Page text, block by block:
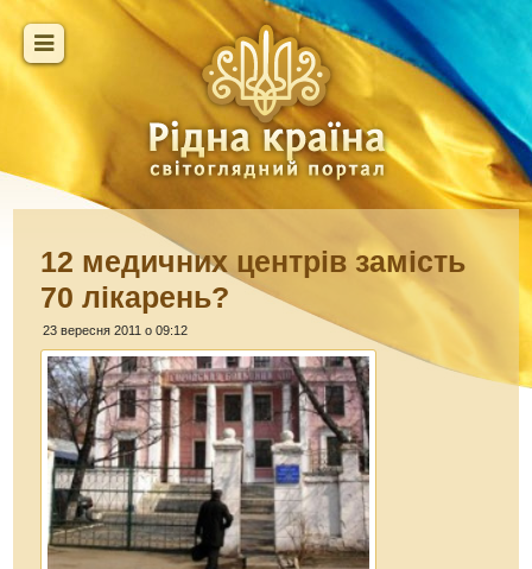
12 медичних центрів замість
70 лікарень?
23 вересня 2011 о 09:12